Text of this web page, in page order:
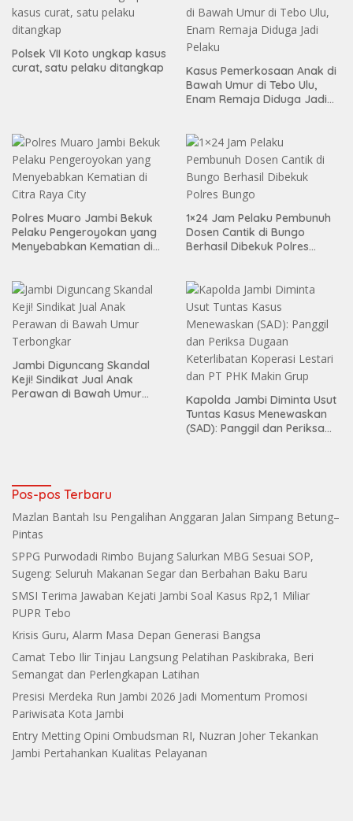
Polsek VII Koto ungkap kasus
curat, satu pelaku ditangkap
Kasus Pemerkosaan Anak di
Bawah Umur di Tebo Ulu,
Enam Remaja Diduga Jadi
Polres Muaro Jambi Bekuk
Pelaku Pengeroyokan yang
Menyebabkan Kematian di
1×24 Jam Pelaku Pembunuh
Dosen Cantik di Bungo
Berhasil Dibekuk Polres
Jambi Diguncang Skandal
Keji! Sindikat Jual Anak
Perawan di Bawah Umur
Kapolda Jambi Diminta Usut
Tuntas Kasus Menewaskan
(SAD): Panggil dan Periksa
Pos-pos Terbaru
Mazlan Bantah Isu Pengalihan Anggaran Jalan Simpang Betung–
Pintas
SPPG Purwodadi Rimbo Bujang Salurkan MBG Sesuai SOP,
Sugeng: Seluruh Makanan Segar dan Berbahan Baku Baru
SMSI Terima Jawaban Kejati Jambi Soal Kasus Rp2,1 Miliar
PUPR Tebo
Krisis Guru, Alarm Masa Depan Generasi Bangsa
Camat Tebo Ilir Tinjau Langsung Pelatihan Paskibraka, Beri
Semangat dan Perlengkapan Latihan
Presisi Merdeka Run Jambi 2026 Jadi Momentum Promosi
Pariwisata Kota Jambi
Entry Metting Opini Ombudsman RI, Nuzran Joher Tekankan
Jambi Pertahankan Kualitas Pelayanan